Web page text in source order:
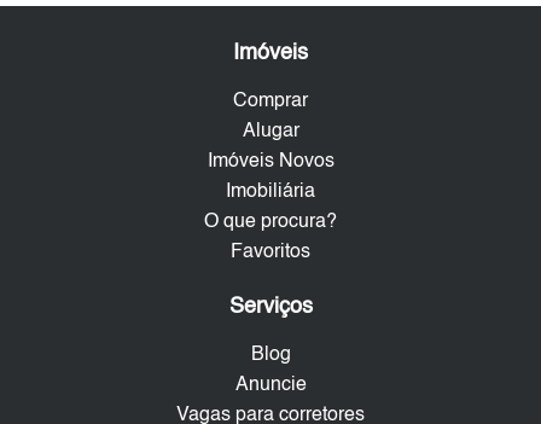
Imóveis
Comprar
Alugar
Imóveis Novos
Imobiliária
O que procura?
Favoritos
Serviços
Blog
Anuncie
Vagas para corretores